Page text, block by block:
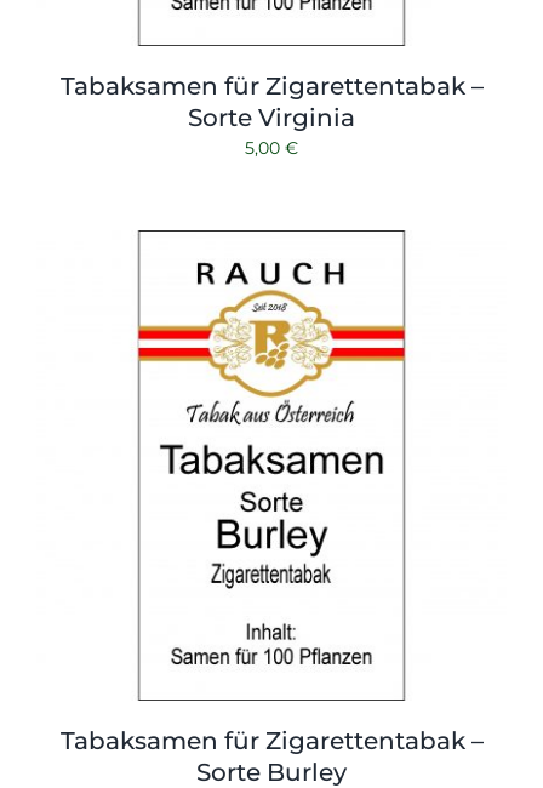
Tabaksamen für Zigarettentabak –
Sorte Virginia
5,00 €
Tabaksamen für Zigarettentabak –
Sorte Burley